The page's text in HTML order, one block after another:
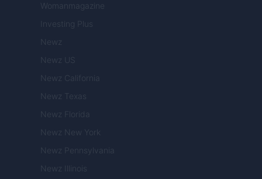
Womanmagazine
Investing Plus
Newz
Newz US
Newz California
Newz Texas
Newz Florida
Newz New York
Newz Pennsylvania
Newz Illinois